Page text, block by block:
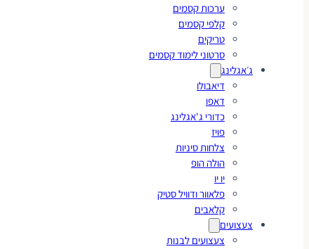
ערכות קסמים
קלפי קסמים
טריקים
סרטוני לימוד קסמים
ג׳אגלינג
דיאבולו
דאפו
כדורי ג'אגלינג
פויז
צלחות סיניות
הולה הופ
יו יו
פלאוור ודוויל סטיק
קלאבים
צעצועים
צעצועים לבנות